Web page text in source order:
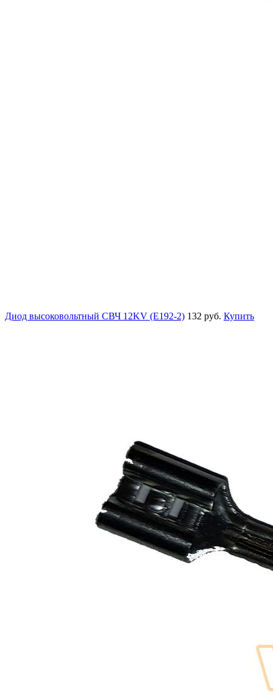
Диод высоковольтный СВЧ 12KV (E192-2) 132 руб. Купить